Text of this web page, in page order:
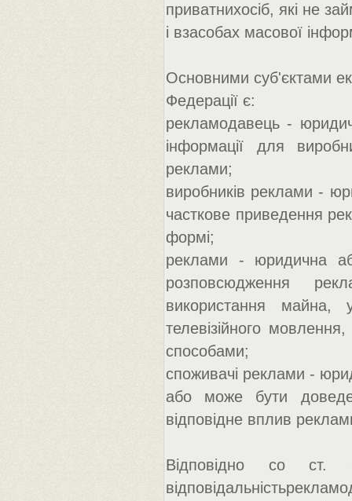
приватнихосіб, які не
і взасобах масової
Основними суб'єктами
Федерації є:
рекламодавець -
інформації для
реклами;
виробників реклами -
часткове приведення
формі;
реклами - юридична
розповсюдження
використання майна,
телевізійного
способами;
споживачі реклами -
або може бути
відповідне вплив
Відповідно сo ст.